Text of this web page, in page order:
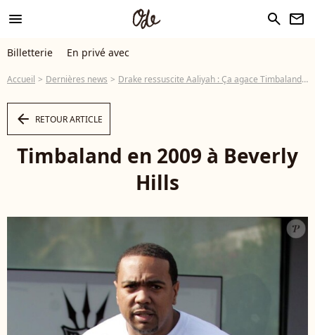
menu search newsletter
Billetterie En privé avec
Accueil Dernières news Drake ressuscite Aaliyah : Ça agace Timbaland et Missy Elliott !
arrow_left RETOUR ARTICLE
Timbaland en 2009 à Beverly
Hills